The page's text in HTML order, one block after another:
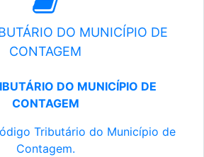
DO MUNICÍPIO DE
CONTAGEM
DO MUNICÍPIO DE
CONTAGEM
Tributário do Município de
Contagem.